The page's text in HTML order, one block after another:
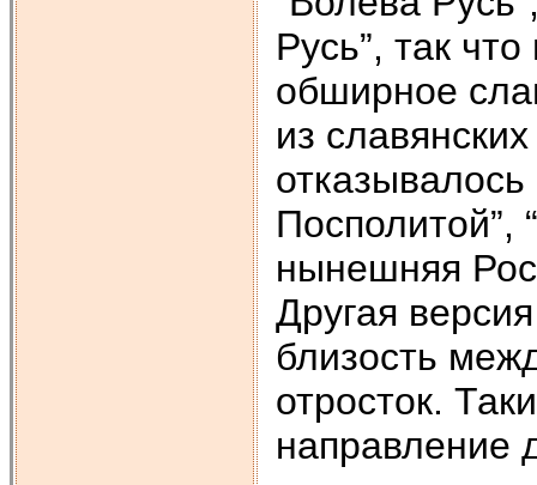
Русь”, так
обширное
из
отказывалось
Посполитой”,
нынешняя
Другая
близость
отросток.
направление